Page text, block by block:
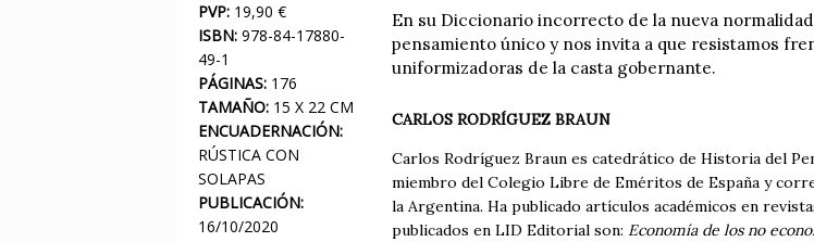
PVP: 19,90 €
ISBN: 978-84-17880-
49-1
PÁGINAS: 176
TAMAÑO: 15 X 22 CM
ENCUADERNACIÓN:
RÚSTICA CON
SOLAPAS
PUBLICACIÓN:
16/10/2020
En su Diccionario incorrecto de la nueva
pensamiento único y nos invita a que resistamos
uniformizadoras de la casta gobernante.
CARLOS RODRÍGUEZ BRAUN
Carlos Rodríguez Braun es catedrático de Historia del
miembro del Colegio Libre de Eméritos de España y
la Argentina. Ha publicado artículos académicos en
publicados en LID Editorial son: Economía de los no